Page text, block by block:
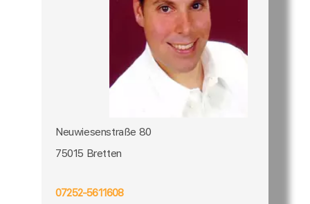
Neuwiesenstraße 80
75015 Bretten
07252-5611608